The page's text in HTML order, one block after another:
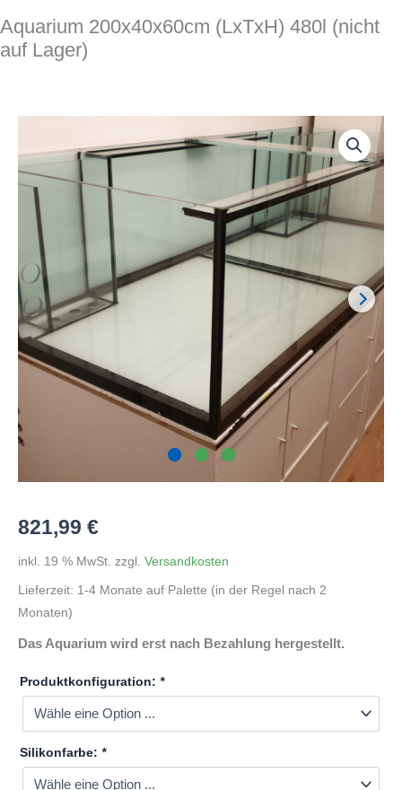
Aquarium 200x40x60cm (LxTxH) 480l (nicht
auf Lager)
821,99 €
inkl. 19 % MwSt. zzgl. Versandkosten
Lieferzeit: 1-4 Monate auf Palette (in der Regel nach 2
Monaten)
Das Aquarium wird erst nach Bezahlung hergestellt.
Produktkonfiguration: *
Silikonfarbe: *